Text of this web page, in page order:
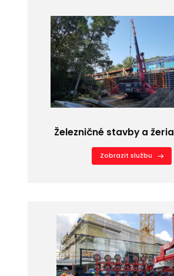
Železničné stavby a
Zobrazit službu